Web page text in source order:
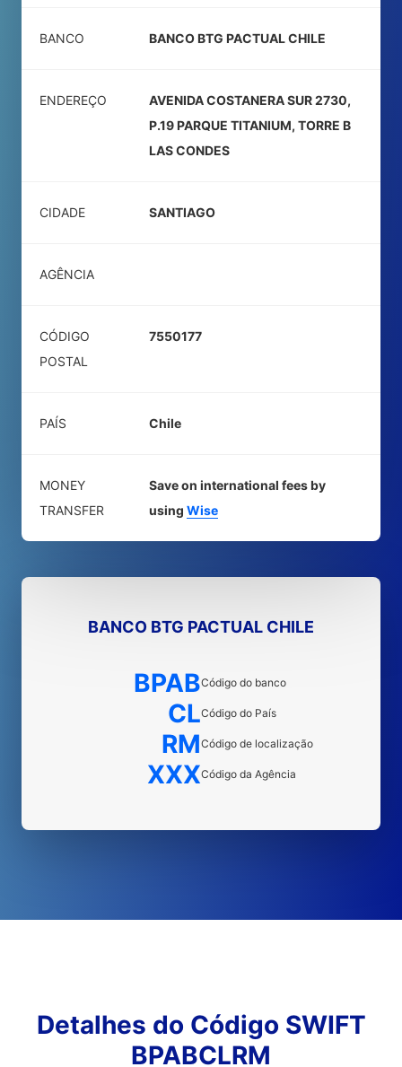
BANCO BANCO BTG PACTUAL CHILE
ENDEREÇO
AVENIDA COSTANERA SUR 2730,
P.19 PARQUE TITANIUM, TORRE B
LAS CONDES
CIDADE SANTIAGO
AGÊNCIA
CÓDIGO
POSTAL
7550177
PAÍS Chile
MONEY
TRANSFER
Save on international fees by
using Wise
BANCO BTG PACTUAL CHILE
BPABCódigo do banco
CLCódigo do País
RMCódigo de localização
XXXCódigo da Agência
Detalhes do Código SWIFT
BPABCLRM